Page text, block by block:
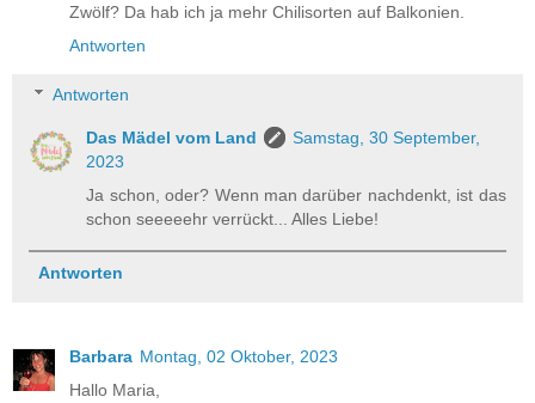
Zwölf? Da hab ich ja mehr Chilisorten auf Balkonien.
Antworten
Antworten
Das Mädel vom Land
Samstag, 30 September,
2023
Ja schon, oder? Wenn man darüber nachdenkt, ist das
schon seeeeehr verrückt... Alles Liebe!
Antworten
Barbara Montag, 02 Oktober, 2023
Hallo Maria,